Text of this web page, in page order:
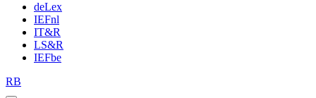
deLex
IEFnl
IT&R
LS&R
IEFbe
RB